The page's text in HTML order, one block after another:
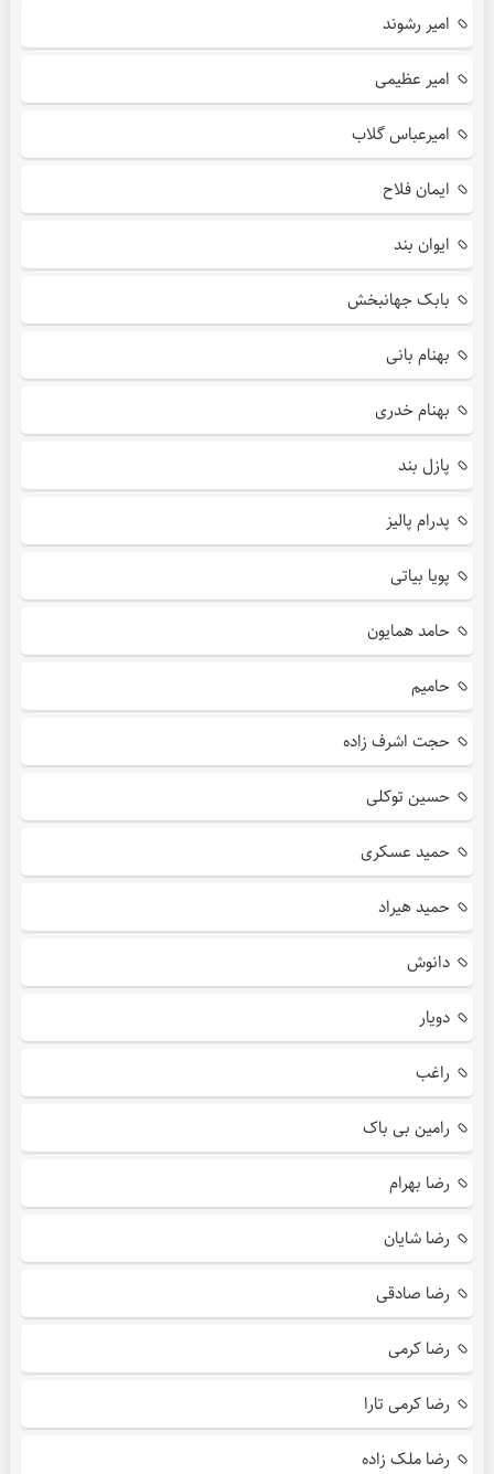
امیر رشوند
امیر عظیمی
امیرعباس گلاب
ایمان فلاح
ایوان بند
بابک جهانبخش
بهنام بانی
بهنام خدری
پازل بند
پدرام پالیز
پویا بیاتی
حامد همایون
حامیم
حجت اشرف زاده
حسین توکلی
حمید عسکری
حمید هیراد
دانوش
دویار
راغب
رامین بی باک
رضا بهرام
رضا شایان
رضا صادقی
رضا کرمی
رضا کرمی تارا
رضا ملک زاده